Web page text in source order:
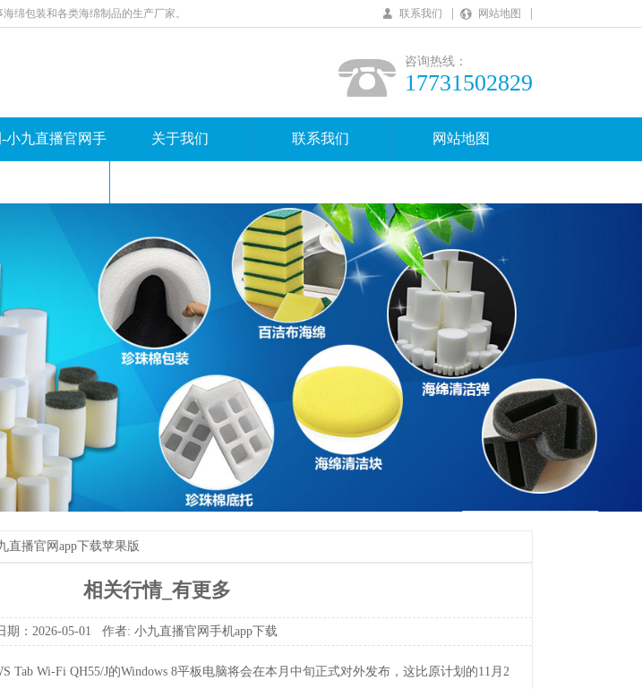
绵包装和各类海绵制品的生产厂家。 联系我们 网站地图
咨询热线：
17731502829
小九直播官网手 关于我们 联系我们 网站地图
直播官网app下载苹果版
相关行情_有更多
期：2026-05-01作者: 小九直播官网手机app下载
FiQH55/J的Windows8平板电脑将会在本月中旬正式对外发布，这比原计划的11月2